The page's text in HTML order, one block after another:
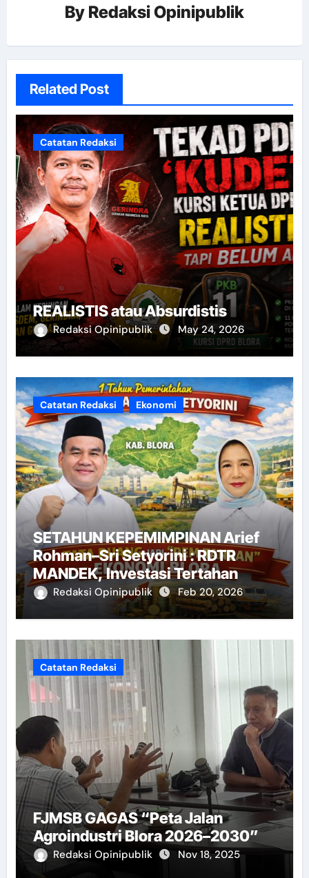
By Redaksi Opinipublik
Related Post
Catatan Redaksi
REALISTIS atau Absurdistis
Redaksi Opinipublik May 24, 2026
Catatan Redaksi Ekonomi
SETAHUN KEPEMIMPINAN Arief
Rohman–Sri Setyorini : RDTR
MANDEK, Investasi Tertahan
Redaksi Opinipublik Feb 20, 2026
Catatan Redaksi
FJMSB GAGAS “Peta Jalan
Agroindustri Blora 2026–2030”
Redaksi Opinipublik Nov 18, 2025